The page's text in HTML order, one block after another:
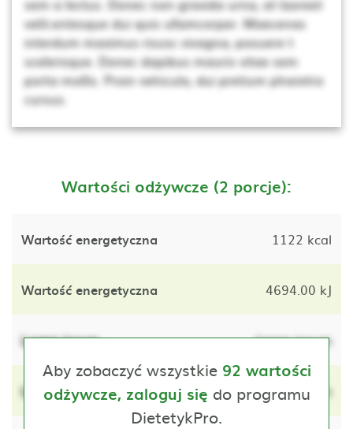
sem a lectus. Donec non gravida urna, at laoreet
velit.entesque dui quis ullamcorper. Maecenas
interdum maximus risusc vivagna, posuere t
scelerisque. Donec dapibus mauris vitae sem
porta mollis. Proin vehicula, dui pretium pharetra
cursus.
Wartości odżywcze (2 porcje):
Wartość energetyczna 1122 kcal
Wartość energetyczna 4694.00 kJ
Lorem ipsum lorem ipsum
Lorem ipsum lorem ipsum
Aby zobaczyć wszystkie 92 wartości
odżywcze, zaloguj się do programu
DietetykPro.